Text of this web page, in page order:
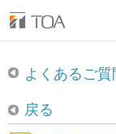
よくあるご
戻る